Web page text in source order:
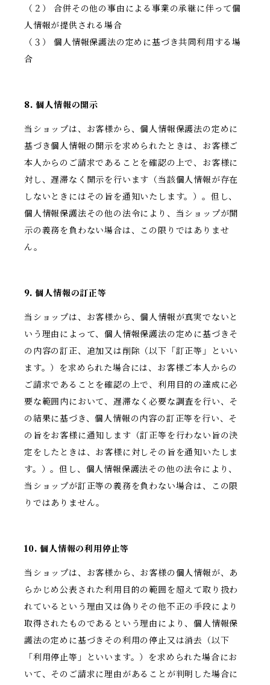
（２） 合併その他の事由による事業の承継に伴って個
人情報が提供される場合
（３） 個人情報保護法の定めに基づき共同利用する場
合
8. 個人情報の開示
当ショップは、お客様から、個人情報保護法の定めに
基づき個人情報の開示を求められたときは、お客様ご
本人からのご請求であることを確認の上で、お客様に
対し、遅滞なく開示を行います（当該個人情報が存在
しないときにはその旨を通知いたします。）。但し、
個人情報保護法その他の法令により、当ショップが開
示の義務を負わない場合は、この限りではありませ
ん。
9. 個人情報の訂正等
当ショップは、お客様から、個人情報が真実でないと
いう理由によって、個人情報保護法の定めに基づきそ
の内容の訂正、追加又は削除（以下「訂正等」といい
ます。）を求められた場合には、お客様ご本人からの
ご請求であることを確認の上で、利用目的の達成に必
要な範囲内において、遅滞なく必要な調査を行い、そ
の結果に基づき、個人情報の内容の訂正等を行い、そ
の旨をお客様に通知します（訂正等を行わない旨の決
定をしたときは、お客様に対しその旨を通知いたしま
す。）。但し、個人情報保護法その他の法令により、
当ショップが訂正等の義務を負わない場合は、この限
りではありません。
10. 個人情報の利用停止等
当ショップは、お客様から、お客様の個人情報が、あ
らかじめ公表された利用目的の範囲を超えて取り扱わ
れているという理由又は偽りその他不正の手段により
取得されたものであるという理由により、個人情報保
護法の定めに基づきその利用の停止又は消去（以下
「利用停止等」といいます。）を求められた場合にお
いて、そのご請求に理由があることが判明した場合に